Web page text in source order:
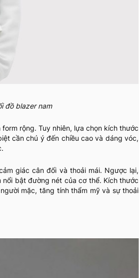
đồ blazer nam
rộng. Tuy nhiên, lựa chọn kích thước
cần chú ý đến chiều cao và dáng vóc,
giác cân đối và thoải mái. Ngược lại,
bật đường nét của cơ thể. Kích thước
mặc, tăng tính thẩm mỹ và sự thoải